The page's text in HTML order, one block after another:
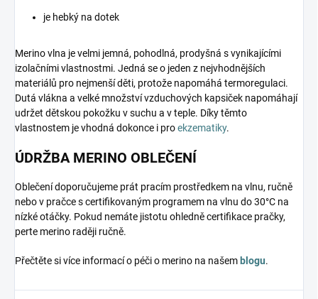
je hebký na dotek
Merino vlna je velmi jemná, pohodlná, prodyšná s vynikajícími
izolačními vlastnostmi. Jedná se o jeden z nejvhodnějších
materiálů pro nejmenší děti, protože napomáhá termoregulaci.
Dutá vlákna a velké množství vzduchových kapsiček napomáhají
udržet dětskou pokožku v suchu a v teple. Díky těmto
vlastnostem je vhodná dokonce i proekzematiky.
ÚDRŽBA MERINO OBLEČENÍ
Oblečení doporučujeme prát pracím prostředkem na vlnu, ručně
nebo v pračce s certifikovaným programem na vlnu do 30°C na
nízké otáčky. Pokud nemáte jistotu ohledně certifikace pračky,
perte merino raději ručně.
Přečtěte si více informací o péči o merino na našem blogu.